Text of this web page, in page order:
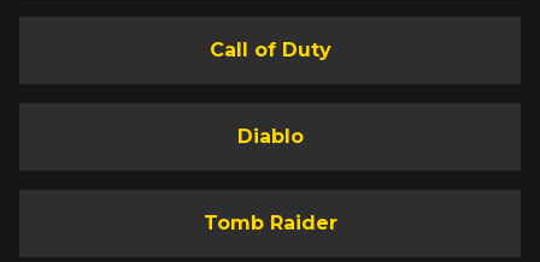
Call of Duty
Diablo
Tomb Raider